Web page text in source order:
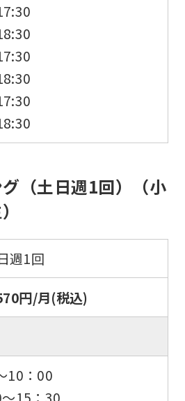
（土日週1回）（小
週1回
円/月(税込)
10：00
foreigners
Central
Sports
official
website
translated
into